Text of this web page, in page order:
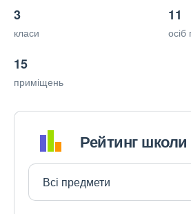
3
класи
11
15
приміщень
Рейтинг школи